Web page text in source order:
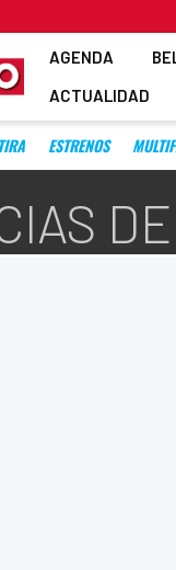
AGENDA
ACTUALIDAD
ESTRENOS